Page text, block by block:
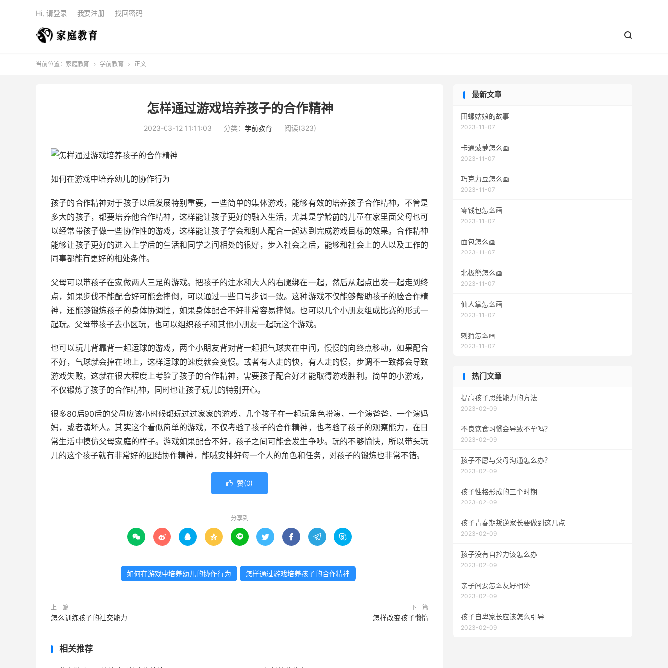

Hi, 请登录 我要注册 找回密码
当前位置： 家庭教育  学前教育  正文
怎样通过游戏培养孩子的合作精神
2023-03-12 11:11:03 分类： 学前教育 阅读(323)
如何在游戏中培养幼儿的协作行为
孩子的合作精神对于孩子以后发展特别重要，一些简单的集体游戏，能够有效的培养孩子合作精神，不管是
多大的孩子，都要培养他合作精神，这样能让孩子更好的融入生活，尤其是学龄前的儿童在家里面父母也可
以经常带孩子做一些协作性的游戏，这样能让孩子学会和别人配合一起达到完成游戏目标的效果。合作精神
能够让孩子更好的进入上学后的生活和同学之间相处的很好，步入社会之后，能够和社会上的人以及工作的
同事都能有更好的相处条件。
父母可以带孩子在家做两人三足的游戏。把孩子的注水和大人的右腿绑在一起，然后从起点出发一起走到终
点，如果步伐不能配合好可能会摔倒，可以通过一些口号步调一致。这种游戏不仅能够帮助孩子的脸合作精
神，还能够锻炼孩子的身体协调性，如果身体配合不好非常容易摔倒。也可以几个小朋友组成比赛的形式一
起玩。父母带孩子去小区玩，也可以组织孩子和其他小朋友一起玩这个游戏。
也可以玩儿背靠背一起运球的游戏，两个小朋友背对背一起把气球夹在中间，慢慢的向终点移动，如果配合
不好，气球就会掉在地上，这样运球的速度就会变慢。或者有人走的快，有人走的慢，步调不一致都会导致
游戏失败，这就在很大程度上考验了孩子的合作精神，需要孩子配合好才能取得游戏胜利。简单的小游戏，
不仅锻炼了孩子的合作精神，同时也让孩子玩儿的特别开心。
很多80后90后的父母应该小时候都玩过过家家的游戏，几个孩子在一起玩角色扮演，一个演爸爸，一个演妈
妈，或者演坏人。其实这个看似简单的游戏，不仅考验了孩子的合作精神，也考验了孩子的观察能力，在日
常生活中模仿父母家庭的样子。游戏如果配合不好，孩子之间可能会发生争吵。玩的不够愉快，所以带头玩
儿的这个孩子就有非常好的团结协作精神，能喊安排好每一个人的角色和任务，对孩子的锻炼也非常不错。
 赞(0)
分享到
        
如何在游戏中培养幼儿的协作行为 怎样通过游戏培养孩子的合作精神
上一篇
怎么训练孩子的社交能力
下一篇
怎样改变孩子懒惰
相关推荐
最新文章
田螺姑娘的故事
2023-11-07
卡通菠萝怎么画
2023-11-07
巧克力豆怎么画
2023-11-07
零钱包怎么画
2023-11-07
面包怎么画
2023-11-07
北极熊怎么画
2023-11-07
仙人掌怎么画
2023-11-07
刺猬怎么画
2023-11-07
热门文章
提高孩子思维能力的方法
2023-02-09
不良饮食习惯会导致不孕吗？
2023-02-09
孩子不愿与父母沟通怎么办？
2023-02-09
孩子性格形成的三个时期
2023-02-09
孩子青春期叛逆家长要做到这几点
2023-02-09
孩子没有自控力该怎么办
2023-02-09
亲子间要怎么友好相处
2023-02-09
孩子自卑家长应该怎么引导
2023-02-09